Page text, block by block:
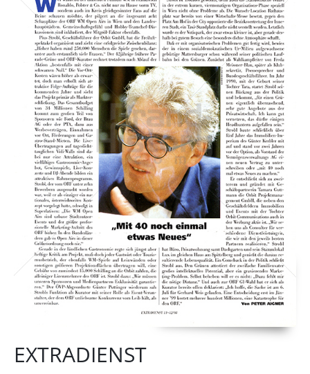
Marken
Konzerne
Epoche
EXTRADIENST